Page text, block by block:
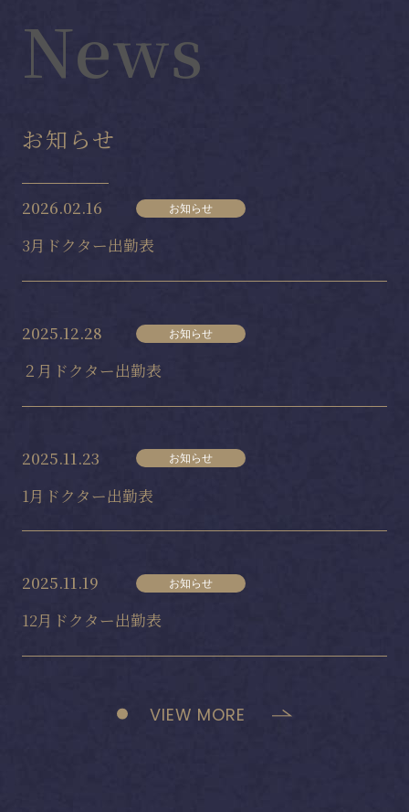
News
お知らせ
2026.02.16 お知らせ
3月ドクター出勤表
2025.12.28 お知らせ
２月ドクター出勤表
2025.11.23 お知らせ
1月ドクター出勤表
2025.11.19 お知らせ
12月ドクター出勤表
VIEW MORE